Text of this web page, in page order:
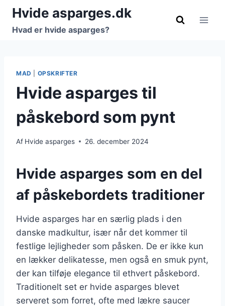
Fortsæt
indhold
Hvide asparges.dk
Hvad er hvide asparges?
MAD OPSKRIFTER
Hvide asparges til
påskebord som pynt
Af Hvide asparges 26. december 2024
Hvide asparges som en del
af påskebordets traditioner
Hvide asparges har en særlig plads i den
danske madkultur, især når det kommer til
festlige lejligheder som påsken. De er ikke kun
en lækker delikatesse, men også en smuk pynt,
der kan tilføje elegance til ethvert påskebord.
Traditionelt set er hvide asparges blevet
serveret som forret, ofte med lækre saucer